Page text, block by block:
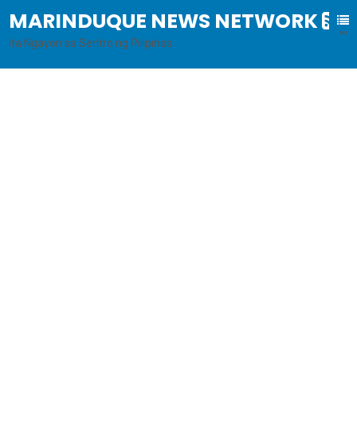
MARINDUQUE NEWS NETWORK
B
al
ita Ngayon sa Sentro ng Pilipinas